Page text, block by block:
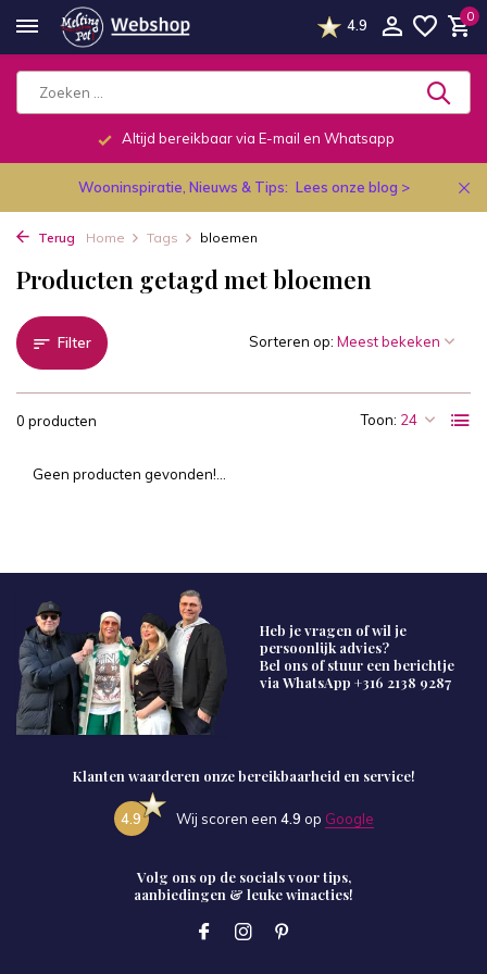
4.9
0
Altijd bereikbaar via E-mail en Whatsapp
Wooninspiratie, Nieuws & Tips: Lees onze blog >
Terug Home Tags bloemen
Producten getagd met bloemen
Filter
0 producten Toon:
Sorteren op:
Geen producten gevonden!...
Heb je vragen of wil je
persoonlijk advies?
Bel ons of stuur een berichtje
via WhatsApp +316 2138 9287
Klanten waarderen onze bereikbaarheid en service!
4.9 Wij scoren een 4.9 op Google
Volg ons op de socials voor tips,
aanbiedingen & leuke winacties!